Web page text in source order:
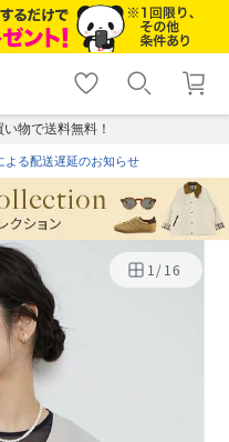
shopping_cart lock_outline
ログイン
物で送料無料！
よる配送遅延のお知らせ
1/16